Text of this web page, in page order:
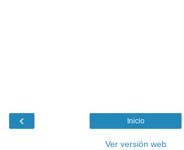
‹ Inicio
Ver versión web